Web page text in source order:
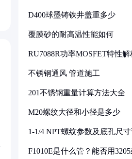
D400球墨铸铁井盖重多少
覆膜砂的耐高温性能如何
RU7088R功率MOSFET特性
不锈钢通风 管道施工
201不锈钢重量计算方法大全
M20螺纹大径和小径是多少
1-1/4 NPT螺纹参数及底孔尺
F1010E是什么管？能否用3205